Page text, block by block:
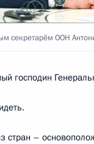
секретарём ООН
господин
стран –